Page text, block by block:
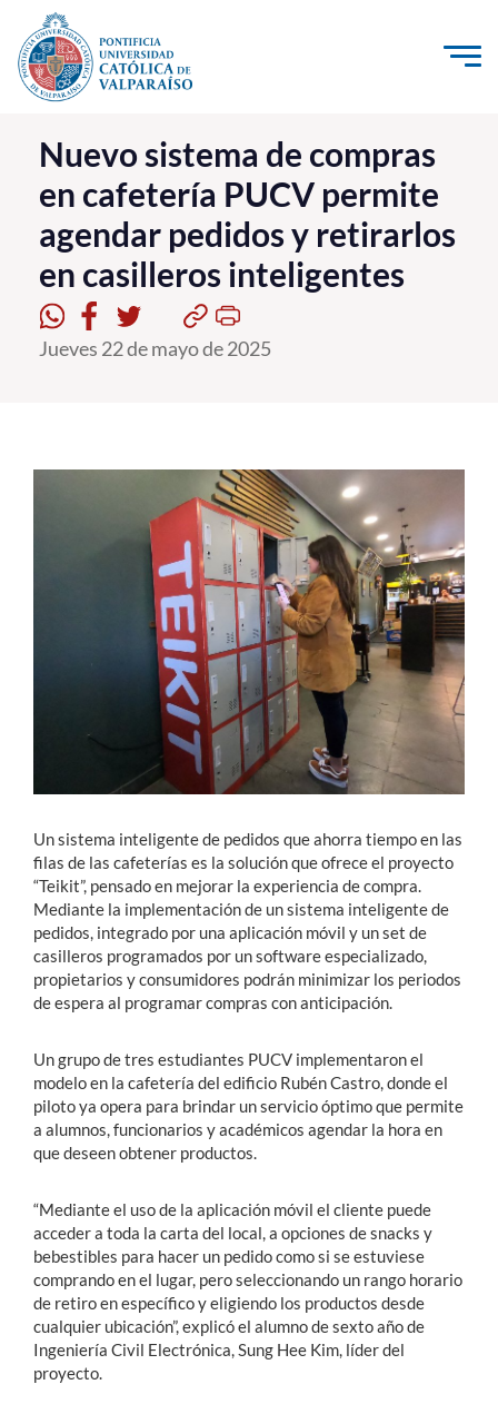
Click acá para ir directamente al contenido
La Universidad
Investigación, Creación e Innovación
PUCV Internacional
Vinculación con el Medio
Admisión
Nuevo sistema de compras
en cafetería PUCV permite
agendar pedidos y retirarlos
en casilleros inteligentes
Jueves 22 de mayo de 2025
Un sistema inteligente de pedidos que ahorra tiempo en las
filas de las cafeterías es la solución que ofrece el proyecto
“Teikit”, pensado en mejorar la experiencia de compra.
Mediante la implementación de un sistema inteligente de
pedidos, integrado por una aplicación móvil y un set de
casilleros programados por un software especializado,
propietarios y consumidores podrán minimizar los periodos
de espera al programar compras con anticipación.
Un grupo de tres estudiantes PUCV implementaron el
modelo en la cafetería del edificio Rubén Castro, donde el
piloto ya opera para brindar un servicio óptimo que permite
a alumnos, funcionarios y académicos agendar la hora en
que deseen obtener productos.
“Mediante el uso de la aplicación móvil el cliente puede
acceder a toda la carta del local, a opciones de snacks y
bebestibles para hacer un pedido como si se estuviese
comprando en el lugar, pero seleccionando un rango horario
de retiro en específico y eligiendo los productos desde
cualquier ubicación”, explicó el alumno de sexto año de
Ingeniería Civil Electrónica, Sung Hee Kim, líder del
proyecto.